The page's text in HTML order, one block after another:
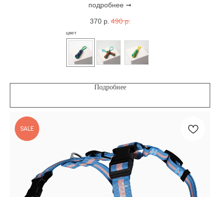
подробнее ➞
370 р. 490 р.
цвет
Подробнее
SALE